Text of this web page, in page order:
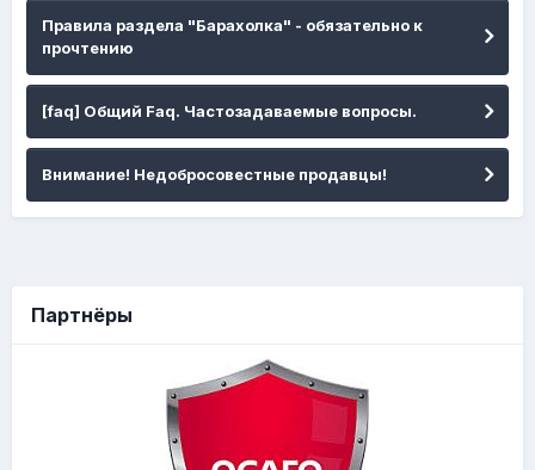
Правила раздела "Барахолка" - обязательно к
прочтению
[faq] Общий Faq. Частозадаваемые вопросы.
Внимание! Недобросовестные продавцы!
Партнёры